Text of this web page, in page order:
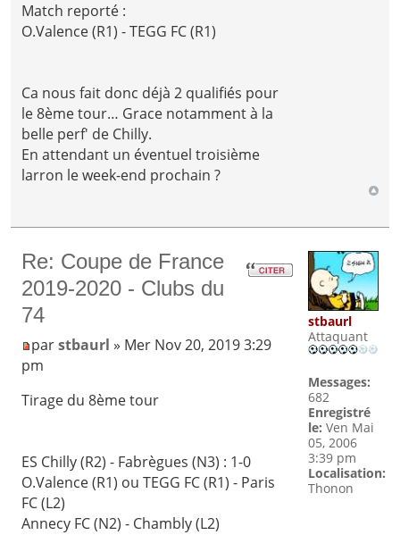
Match reporté :
O.Valence (R1) - TEGG FC (R1)
Ca nous fait donc déjà 2 qualifiés pour
le 8ème tour… Grace notamment à la
belle perf' de Chilly.
En attendant un éventuel troisième
larron le week-end prochain ?
Re: Coupe de France
2019-2020 - Clubs du
74
parstbaurl » Mer Nov 20, 2019 3:29
pm
Tirage du 8ème tour
ES Chilly (R2) - Fabrègues (N3) : 1-0
O.Valence (R1) ou TEGG FC (R1) - Paris
FC (L2)
Annecy FC (N2) - Chambly (L2)
stbaurl
Attaquant
Messages:
682
Enregistré
le: Ven Mai
05, 2006
3:39 pm
Localisation:
Thonon